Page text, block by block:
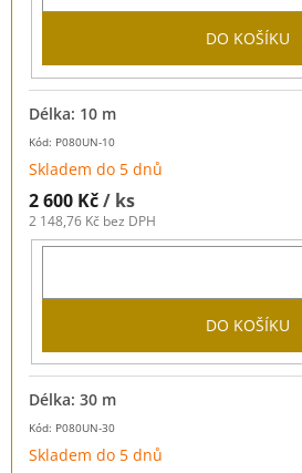
DO KOŠÍKU
Kód: P080UN-10
Délka: 10 m
Skladem do 5 dnů
2 600 Kč/ ks
2 148,76 Kč bez DPH
DO KOŠÍKU
Kód: P080UN-30
Délka: 30 m
Skladem do 5 dnů